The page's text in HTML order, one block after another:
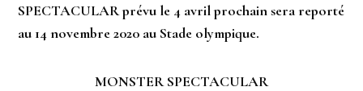
SPECTACULAR prévu le 4 avril prochain sera reporté
au 14 novembre 2020 au Stade olympique.
MONSTER SPECTACULAR